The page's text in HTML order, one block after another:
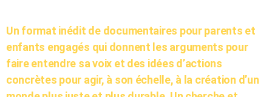
Un format inédit de documentaires pour parents et
enfants engagés qui donnent les arguments pour
faire entendre sa voix et des idées d’actions
concrètes pour agir, à son échelle, à la création d’un